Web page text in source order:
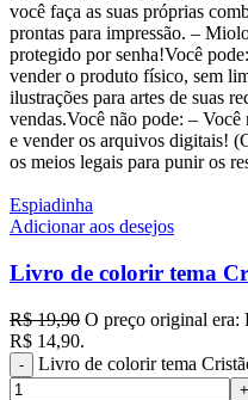
você faça as suas próprias
prontas para impressão. –
protegido por senha!Você
vender o produto físico, sem
ilustrações para artes de suas
vendas.Você não pode: –
e vender os arquivos digitais!
os meios legais para punir os
Espiadinha
Adicionar aos desejos
Livro de colorir tema
R$19,90 O preço original era:
R$ 14,90.
Livro de colorir tema